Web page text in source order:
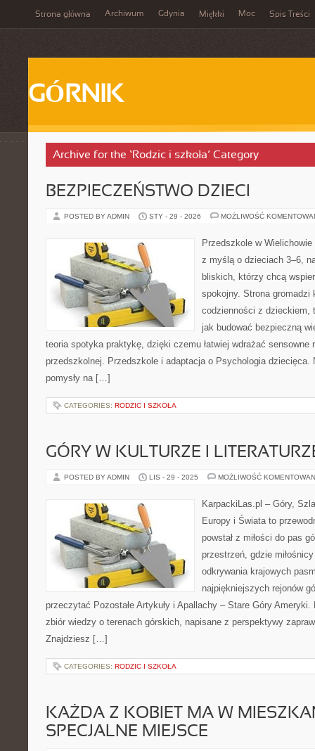
Strona główna Archiwum Gdynia Miękki Moc Spis Treści
GÓRNIK
Archive for the ‘Rodzic i szkoła’ Category
BEZPIECZEŃSTWO DZIECI
POSTED BY ADMIN STY - 29 - 2026 MOŻLIWOŚĆ
Przedszkole w
z myślą o dzieciach 3–6,
bliskich, którzy chcą
spokojny. Strona gromadzi
codzienności z dzieckiem,
jak budować bezpieczną
teoria spotyka praktykę, dzięki czemu łatwiej wdrażać sensowne
przedszkolnej. Przedszkole i adaptacja o Psychologia dziecięca.
pomysły na […]
CATEGORIES: RODZIC I SZKOŁA
GÓRY W KULTURZE I
POSTED BY ADMIN LIS - 29 - 2025 MOŻLIWOŚĆ
KarpackiLas.pl – Góry,
Europy i Świata to
powstał z miłości do pas
przestrzeń, gdzie
odkrywania krajowych
najpiękniejszych rejonów
przeczytać Pozostałe Artykuły i Apallachy – Stare Góry
zbiór wiedzy o terenach górskich, napisane z perspektywy
Znajdziesz […]
CATEGORIES: RODZIC I SZKOŁA
KAŻDA Z KOBIET MA W
SPECJALNE MIEJSCE